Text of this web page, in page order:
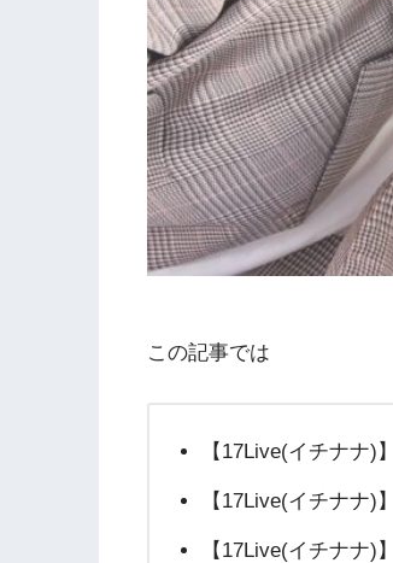
この記事では
【17Live(イチナナ)
【17Live(イチナナ)
【17Live(イチナナ)